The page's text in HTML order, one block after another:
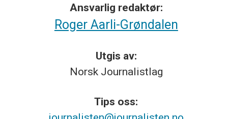
Ansvarlig redaktør:
Roger Aarli-Grøndalen
Utgis av:
Norsk Journalistlag
Tips oss: